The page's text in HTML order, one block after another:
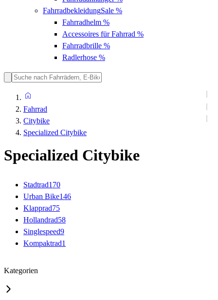
FahrradbekleidungSale %
Fahrradhelm %
Accessoires für Fahrrad %
Fahrradbrille %
Radlerhose %
Fahrrad
Citybike
Specialized Citybike
Specialized Citybike
Stadtrad170
Urban Bike146
Klapprad75
Hollandrad58
Singlespeed9
Kompaktrad1
Kategorien